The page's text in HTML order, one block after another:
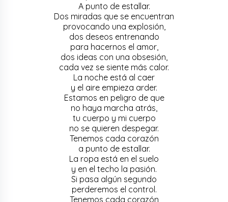
A punto de estallar.
Dos miradas que se encuentran
provocando una explosión,
dos deseos entrenando
para hacernos el amor,
dos ideas con una obsesión,
cada vez se siente más calor.
La noche está al caer
y el aire empieza arder.
Estamos en peligro de que
no haya marcha atrás,
tu cuerpo y mi cuerpo
no se quieren despegar.
Tenemos cada corazón
a punto de estallar.
La ropa está en el suelo
y en el techo la pasión.
Si pasa algún segundo
perderemos el control.
Tenemos cada corazón